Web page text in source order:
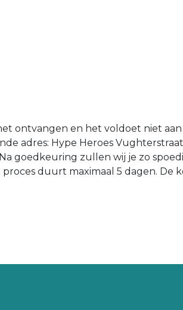
ontvangen en het voldoet niet
adres: Hype Heroes
goedkeuring zullen wij je zo
duurt maximaal 5 dagen.